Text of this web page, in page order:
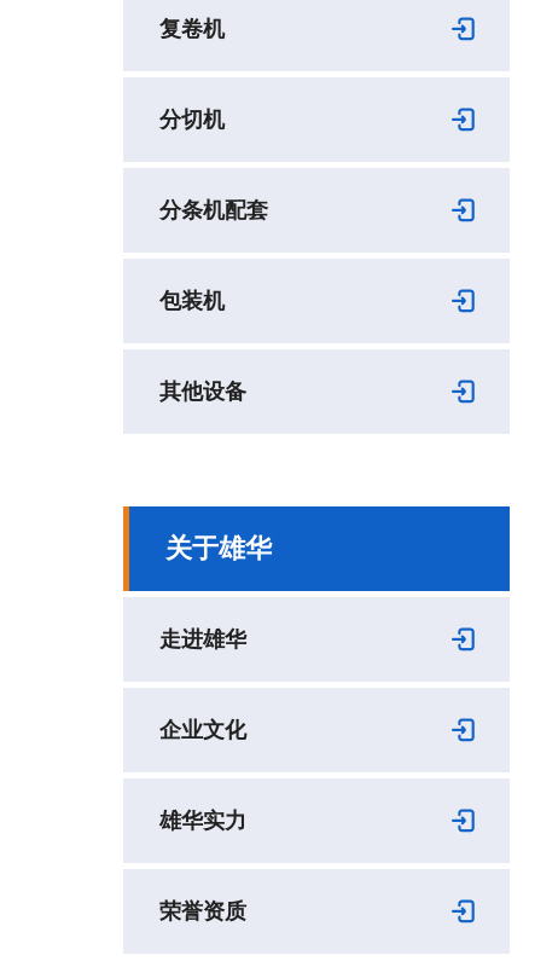
复卷机
分切机
分条机配套
包装机
其他设备
关于雄华
走进雄华
企业文化
雄华实力
荣誉资质